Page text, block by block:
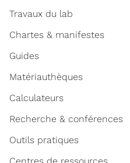
Travaux du lab
Chartes & manifestes
Guides
Matériauthèques
Calculateurs
Recherche & conférences
Outils pratiques